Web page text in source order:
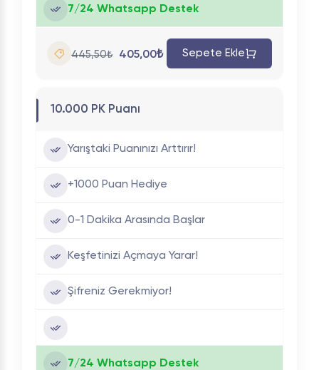
7/24 Whatsapp Destek
445,50₺ 405,00₺ Sepete Ekle
10.000 PK Puanı
Yarıştaki Puanınızı Arttırır!
+1000 Puan Hediye
0-1 Dakika Arasında Başlar
Keşfetinizi Açmaya Yarar!
Şifreniz Gerekmiyor!
7/24 Whatsapp Destek